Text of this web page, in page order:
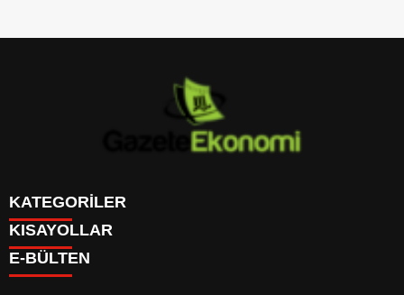
KATEGORİLER
GÜNDEM
DÜNYA
SİYASET
KISAYOLLAR
BURÇLAR
E-BÜLTEN